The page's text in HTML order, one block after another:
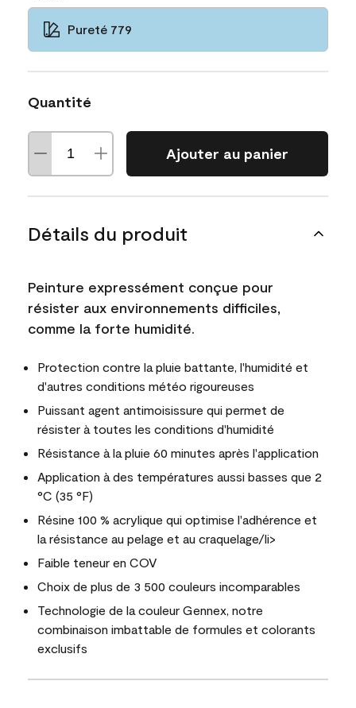
Pureté 779
Quantité
Ajouter au panier
Détails du produit
Peinture expressément conçue pour
résister aux environnements difficiles,
comme la forte humidité.
Protection contre la pluie battante, l'humidité et
d'autres conditions météo rigoureuses
Puissant agent antimoisissure qui permet de
résister à toutes les conditions d'humidité
Résistance à la pluie 60 minutes après l'application
Application à des températures aussi basses que 2
°C (35 °F)
Résine 100 % acrylique qui optimise l'adhérence et
la résistance au pelage et au craquelage/li>
Faible teneur en COV
Choix de plus de 3 500 couleurs incomparables
Technologie de la couleur Gennex, notre
combinaison imbattable de formules et colorants
exclusifs